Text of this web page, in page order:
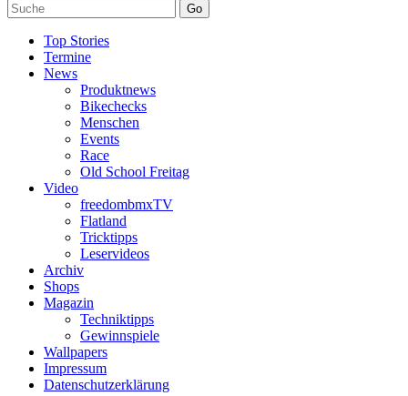
Go
Top Stories
Termine
News
Produktnews
Bikechecks
Menschen
Events
Race
Old School Freitag
Video
freedombmxTV
Flatland
Tricktipps
Leservideos
Archiv
Shops
Magazin
Techniktipps
Gewinnspiele
Wallpapers
Impressum
Datenschutzerklärung